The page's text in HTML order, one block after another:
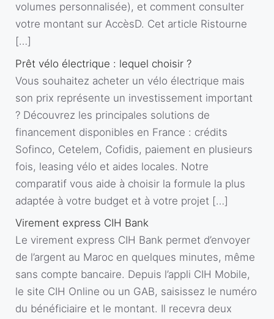
volumes personnalisée), et comment consulter
votre montant sur AccèsD. Cet article Ristourne
[…]
Prêt vélo électrique : lequel choisir ?
Vous souhaitez acheter un vélo électrique mais
son prix représente un investissement important
? Découvrez les principales solutions de
financement disponibles en France : crédits
Sofinco, Cetelem, Cofidis, paiement en plusieurs
fois, leasing vélo et aides locales. Notre
comparatif vous aide à choisir la formule la plus
adaptée à votre budget et à votre projet […]
Virement express CIH Bank
Le virement express CIH Bank permet d’envoyer
de l’argent au Maroc en quelques minutes, même
sans compte bancaire. Depuis l’appli CIH Mobile,
le site CIH Online ou un GAB, saisissez le numéro
du bénéficiaire et le montant. Il recevra deux